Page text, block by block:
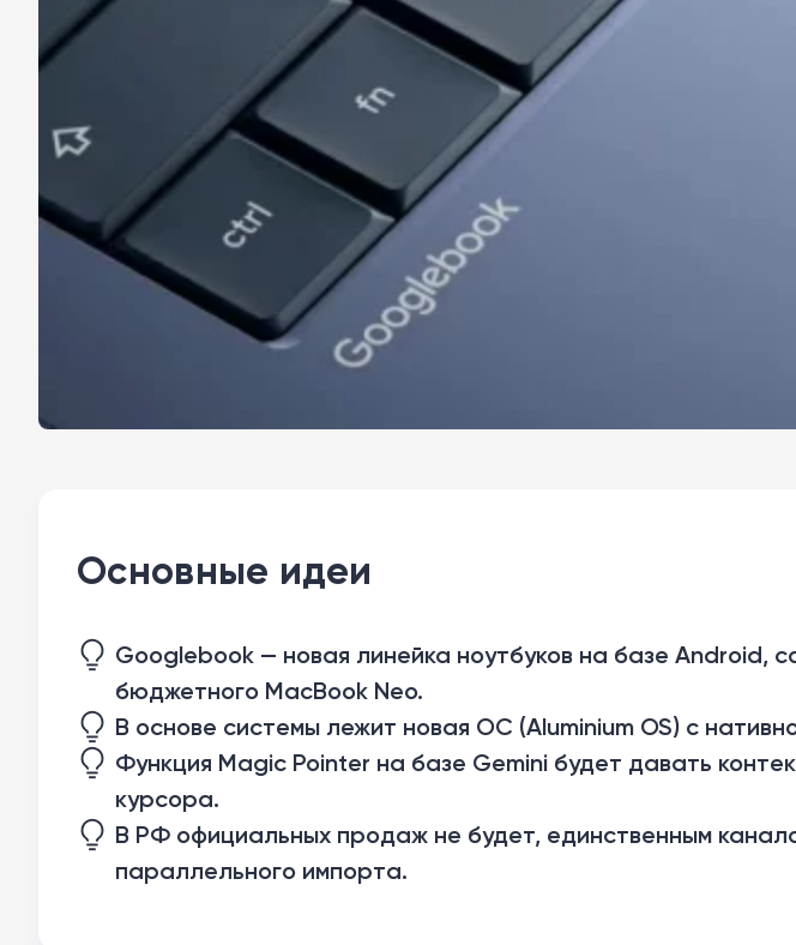
Основные идеи
Googlebook — новая линейка ноутбуков на базе Android,
бюджетного MacBook Neo.
В основе системы лежит новая ОС (Aluminium OS) с
Функция Magic Pointer на базе Gemini будет давать
курсора.
В РФ официальных продаж не будет, единственным
параллельного импорта.